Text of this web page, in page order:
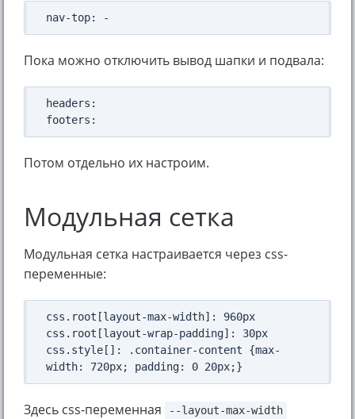
Пока можно отключить вывод шапки и подвала:
headers:
Потом отдельно их настроим.
Модульная сетка
Модульная сетка настраивается через css-
переменные:
css.root[layout-max-width]: 960px
css.root[layout-wrap-padding]: 30px
css.style[]: .container-content {max-
Здесь css-переменная --layout-max-width